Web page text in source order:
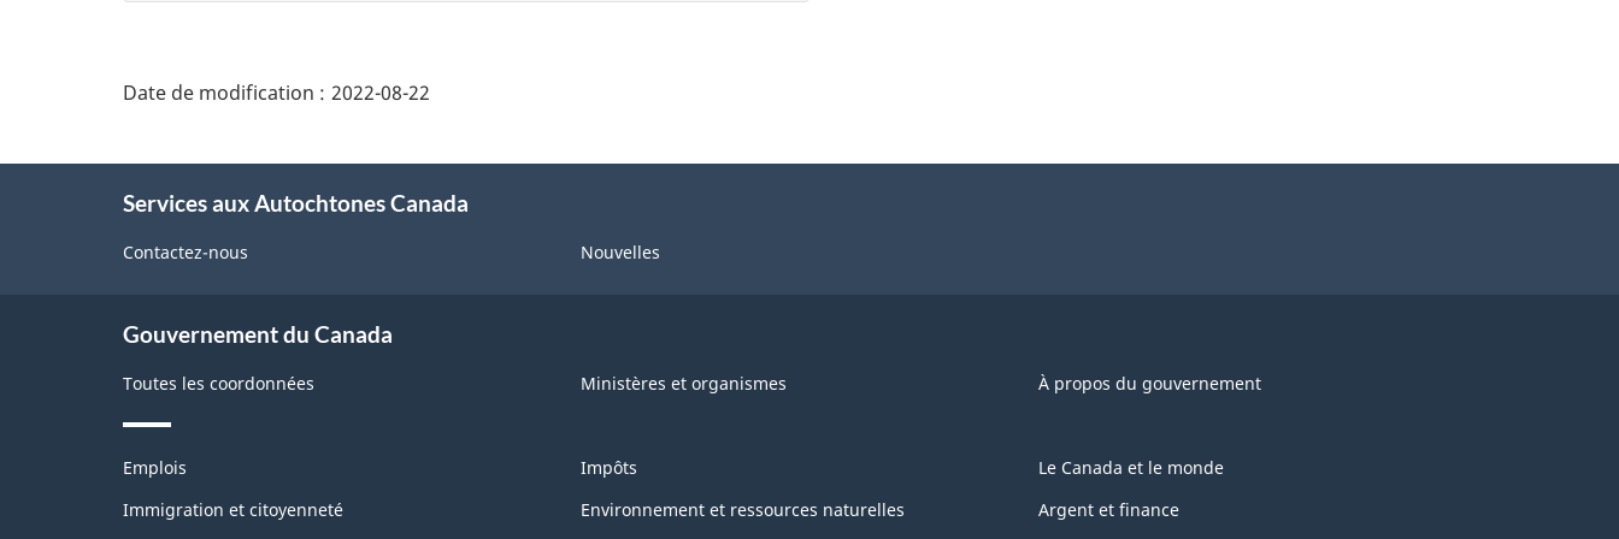
de
page"
Date de modification : 2022-08-22
Services aux Autochtones Canada
Contactez-nous Nouvelles
Gouvernement du Canada
Toutes les coordonnées Ministères et organismes À propos du gouvernement
Thèmes
sujets
Emplois
Immigration et citoyenneté
Impôts
Environnement et ressources naturelles
Le Canada et le monde
Argent et finance